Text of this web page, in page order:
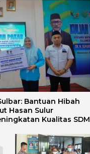
Bantuan Hibah
Hasan Sulur
Kualitas SDM